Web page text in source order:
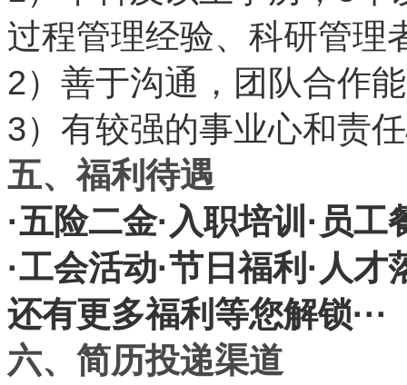
过程管理经验、科研管理
2）善于沟通，团队合作
3）有较强的事业心和责
五、福利待遇
·五险二金· 入职培训 · 员工
·工会活动·节日福利 · 人才
还有更多福利等您解锁···
六、简历投递渠道